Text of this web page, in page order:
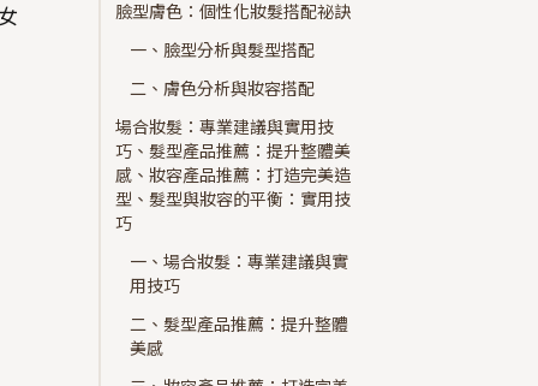
臉型膚色：個性化妝髮搭配祕訣
一、臉型分析與髮型搭配
二、膚色分析與妝容搭配
場合妝髮：專業建議與實用技
巧、髮型產品推薦：提升整體美
感、妝容產品推薦：打造完美造
型、髮型與妝容的平衡：實用技
巧
一、場合妝髮：專業建議與實
用技巧
二、髮型產品推薦：提升整體
美感